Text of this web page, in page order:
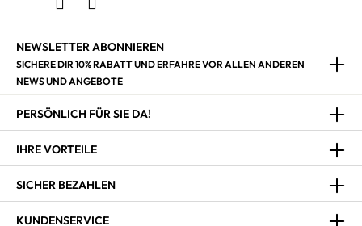
NEWSLETTER ABONNIEREN
SICHERE DIR 10% RABATT UND ERFAHRE VOR ALLEN ANDEREN
NEWS UND ANGEBOTE
PERSÖNLICH FÜR SIE DA!
IHRE VORTEILE
SICHER BEZAHLEN
KUNDENSERVICE